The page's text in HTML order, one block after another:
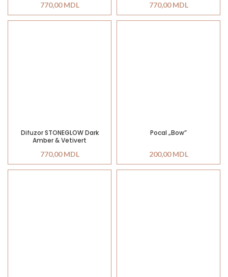
770,00MDL
770,00MDL
Difuzor STONEGLOW Dark
Amber & Vetivert
770,00MDL
Pocal „Bow”
200,00MDL